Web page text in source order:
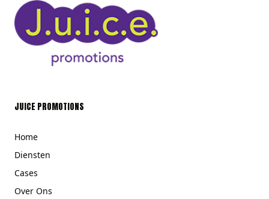
JUICE PROMOTIONS
Home
Diensten
Cases
Over Ons